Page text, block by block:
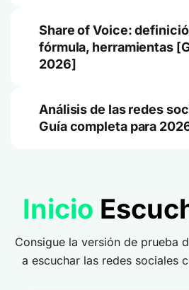
Share of Voice:
fórmula, herramientas
2026]
Análisis de las redes
Guía completa para
Inicio
Consigue la versión de prueba
a escuchar las redes sociales